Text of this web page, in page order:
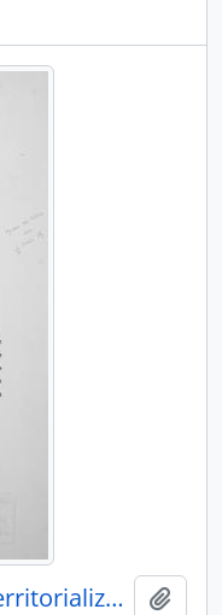
O manto do encoberto: territorialização dos Chiquitano